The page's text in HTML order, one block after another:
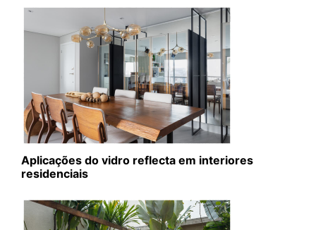
Aplicações do vidro reflecta em interiores
residenciais